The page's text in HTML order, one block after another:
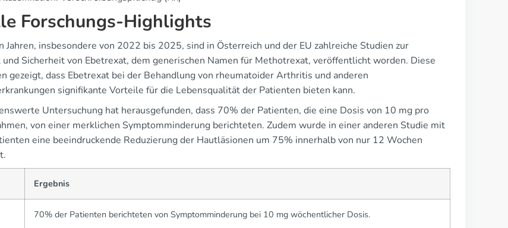
Forschungs-Highlights
Jahren, insbesondere von 2022 bis 2025, sind in Österreich und der EU zahlreiche Studien zur
Sicherheit von Ebetrexat, dem generischen Namen für Methotrexat, veröffentlicht worden. Diese
gezeigt, dass Ebetrexat bei der Behandlung von rheumatoider Arthritis und anderen
signifikante Vorteile für die Lebensqualität der Patienten bieten kann.
Untersuchung hat herausgefunden, dass 70% der Patienten, die eine Dosis von 10 mg pro
von einer merklichen Symptomminderung berichteten. Zudem wurde in einer anderen Studie mit
eine beeindruckende Reduzierung der Hautläsionen um 75% innerhalb von nur 12 Wochen
Ergebnis
70% der Patienten berichteten von Symptomminderung bei 10 mg wöchentlicher Dosis.